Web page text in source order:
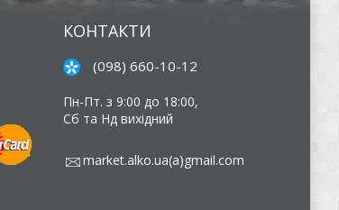
КОНТАКТИ
(098) 660-10-12
Пн-Пт. з 9:00 до 18:00,
Сб та Нд вихідний
market.alko.ua(a)gmail.com